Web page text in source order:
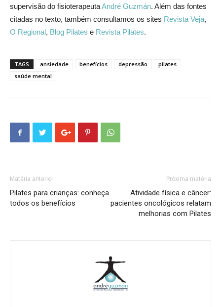
supervisão do fisioterapeutaAndré Guzmán. Além das fontes
citadas no texto, também consultamos os sites Revista Veja,
O Regional, Blog Pilates e Revista Pilates.
TAGS ansiedade benefícios depressão
pilates
saúde mental
Matéria anterior
Pilates para crianças: conheça
todos os benefícios
Próxima matéria
Atividade física e câncer:
pacientes oncológicos relatam
melhorias com Pilates